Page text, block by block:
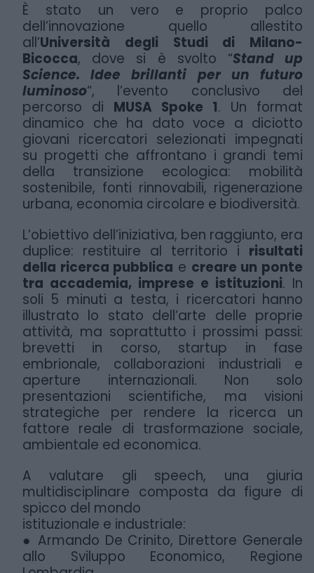
È stato un vero e proprio palco
dell’innovazione quello allestito
all’Università degli Studi di Milano-
Bicocca, dove si è svolto “Stand up
Science. Idee brillanti per un futuro
luminoso“, l’evento conclusivo del
percorso di MUSA Spoke 1. Un format
dinamico che ha dato voce a diciotto
giovani ricercatori selezionati impegnati
su progetti che affrontano i grandi temi
della transizione ecologica: mobilità
sostenibile, fonti rinnovabili, rigenerazione
urbana, economia circolare e biodiversità.
L’obiettivo dell’iniziativa, ben raggiunto, era
duplice: restituire al territorio i risultati
della ricerca pubblica e creare un ponte
tra accademia, imprese e istituzioni. In
soli 5 minuti a testa, i ricercatori hanno
illustrato lo stato dell’arte delle proprie
attività, ma soprattutto i prossimi passi:
brevetti in corso, startup in fase
embrionale, collaborazioni industriali e
aperture internazionali. Non solo
presentazioni scientifiche, ma visioni
strategiche per rendere la ricerca un
fattore reale di trasformazione sociale,
ambientale ed economica.
A valutare gli speech, una giuria
multidisciplinare composta da figure di
spicco del mondo
istituzionale e industriale:
● Armando De Crinito, Direttore Generale
allo Sviluppo Economico, Regione